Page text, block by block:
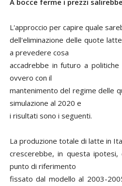
A bocce ferme i prezzi
L'approccio per capire quale
dell'eliminazione delle quote
a prevedere cosa
accadrebbe in futuro a
ovvero con il
mantenimento del regime delle
simulazione al 2020 e
i risultati sono i seguenti.
La produzione totale di latte in
crescerebbe, in questa
punto di riferimento
fissato dal modello al 2003-